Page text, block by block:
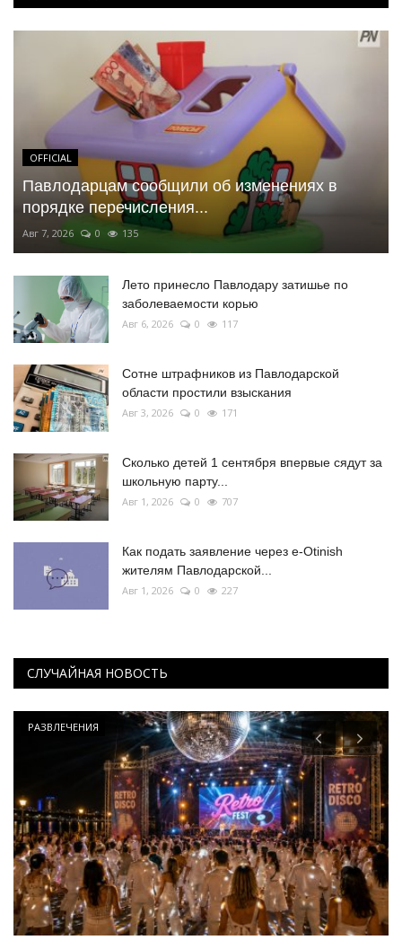
OFFICIAL
Павлодарцам сообщили об изменениях в
порядке перечисления...
Авг 7, 2026 0 135
Лето принесло Павлодару затишье по
заболеваемости корью
Авг 6, 2026 0 117
Сотне штрафников из Павлодарской
области простили взыскания
Авг 3, 2026 0 171
Сколько детей 1 сентября впервые сядут за
школьную парту...
Авг 1, 2026 0 707
Как подать заявление через e-Otinish
жителям Павлодарской...
Авг 1, 2026 0 227
СЛУЧАЙНАЯ НОВОСТЬ
РАЗВЛЕЧЕНИЯ